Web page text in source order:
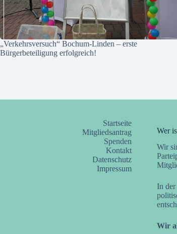
„Verkehrsversuch“ Bochum-Linden – erste
Bürgerbeteiligung erfolgreich!
Startseite
Mitgliedsantrag
Spenden
Kontakt
Datenschutz
Impressum
Wer
Wir
In der
Wir